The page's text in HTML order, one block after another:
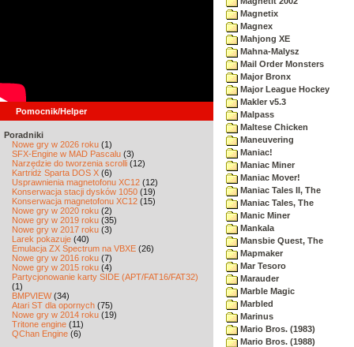
Pomocnik/Helper
Poradniki
Nowe gry w 2026 roku (1)
SFX-Engine w MAD Pascalu (3)
Narzędzie do tworzenia scrolli (12)
Kartridż Sparta DOS X (6)
Usprawnienia magnetofonu XC12 (12)
Konserwacja stacji dysków 1050 (19)
Konserwacja magnetofonu XC12 (15)
Nowe gry w 2020 roku (2)
Nowe gry w 2019 roku (35)
Nowe gry w 2017 roku (3)
Larek pokazuje (40)
Emulacja ZX Spectrum na VBXE (26)
Nowe gry w 2016 roku (7)
Nowe gry w 2015 roku (4)
Partycjonowanie karty SIDE (APT/FAT16/FAT32)
(1)
BMPVIEW(34)
Atari ST dla opornych (75)
Nowe gry w 2014 roku (19)
Tritone engine (11)
QChan Engine (6)
Magnetix
Magnex
Mahjong XE
Mahna-Malysz
Mail Order Monsters
Major Bronx
Major League Hockey
Makler v5.3
Malpass
Maltese Chicken
Maneuvering
Maniac!
Maniac Miner
Maniac Mover!
Maniac Tales II, The
Maniac Tales, The
Manic Miner
Mankala
Mansbie Quest, The
Mapmaker
Mar Tesoro
Marauder
Marble Magic
Marbled
Marinus
Mario Bros. (1983)
Mario Bros. (1988)